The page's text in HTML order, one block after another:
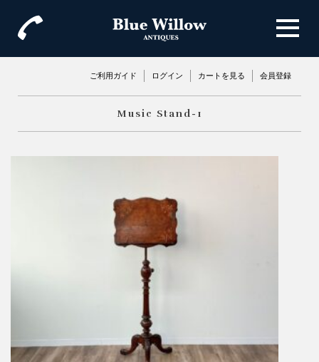
ご利用ガイド ログイン カートを見る 会員登録
Music Stand-1